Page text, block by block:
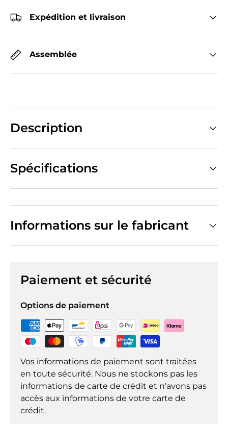
Expédition et livraison
Assemblée
Description
Spécifications
Informations sur le fabricant
Paiement et sécurité
Options de paiement
Vos informations de paiement sont traitées
en toute sécurité. Nous ne stockons pas les
informations de carte de crédit et n'avons pas
accès aux informations de votre carte de
crédit.